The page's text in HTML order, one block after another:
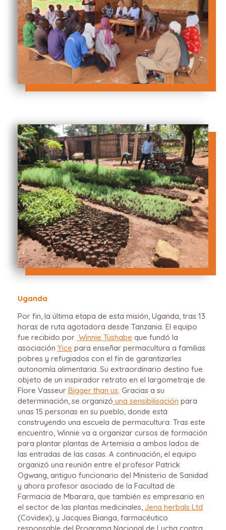
Uganda
Por fin, la última etapa de esta misión, Uganda, tras 13
horas de ruta agotadora desde Tanzania. El equipo
fue recibido por Winnie Tushabe que fundó la
asociación Yice para enseñar permacultura a familias
pobres y refugiados con el fin de garantizarles
autonomía alimentaria. Su extraordinario destino fue
objeto de un inspirador retrato en el largometraje de
Flore Vasseur Bigger than us. Gracias a su
determinación, se organizó una sensibilisación para
unas 15 personas en su pueblo, donde está
construyendo una escuela de permacultura. Tras este
encuentro, Winnie va a organizar cursos de formación
para plantar plantas de Artemisia a ambos lados de
las entradas de las casas. A continuación, el equipo
organizó una reunión entre el profesor Patrick
Ogwang, antiguo funcionario del Ministerio de Sanidad
y ahora profesor asociado de la Facultad de
Farmacia de Mbarara, que también es empresario en
el sector de las plantas medicinales, Jena herbals Ltd
(Covidex), y Jacques Bianga, farmacéutico